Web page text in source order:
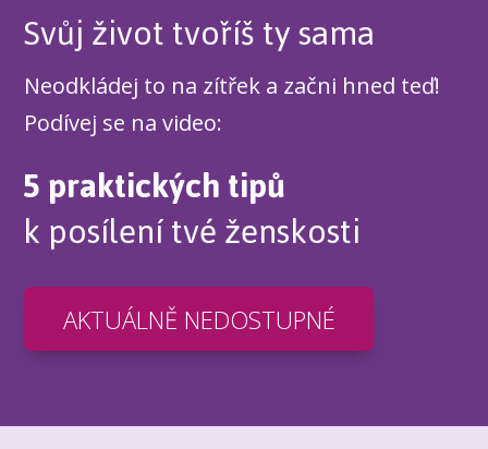
Svůj život tvoříš ty sama
Neodkládej to na zítřek a začni hned teď!
Podívej se na video:
5 praktických tipů
k posílení tvé ženskosti
AKTUÁLNĚ NEDOSTUPNÉ